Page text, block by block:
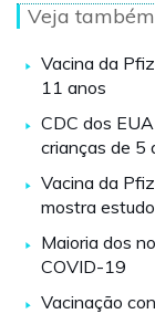
Veja também
Vacina da
11 anos
CDC dos
crianças de 5
Vacina da
mostra estudo
Maioria dos
COVID-19
Vacinação